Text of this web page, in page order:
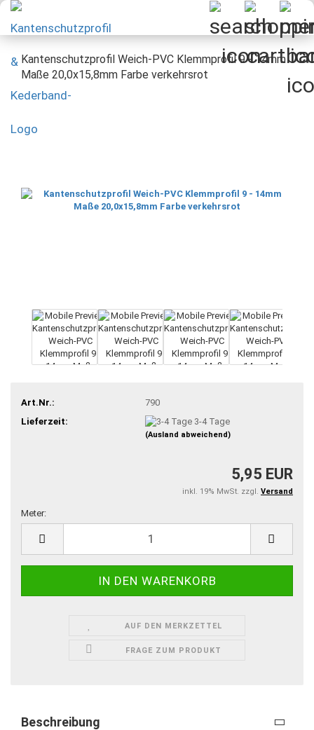
Kantenschutzprofil Weich-PVC Klemmprofil 9 - 14mm
Maße 20,0x15,8mm Farbe verkehrsrot
Art.Nr.:
790
Lieferzeit:
3-4 Tage
(Ausland abweichend)
5,95 EUR
inkl. 19% MwSt. zzgl. Versand
Meter:
AUF DEN MERKZETTEL
FRAGE ZUM PRODUKT
Beschreibung